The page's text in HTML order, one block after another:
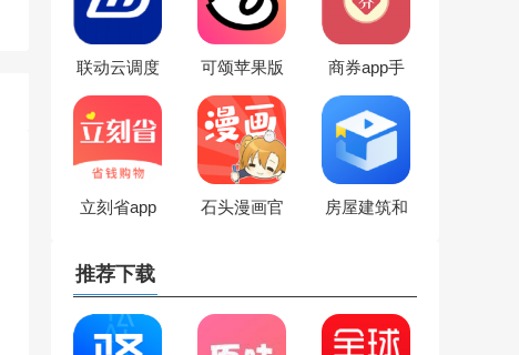
联动云调度
软件下载安
装（联动云
租车）
可颂苹果版
商券app手
立刻省app
石头漫画官
房屋建筑和
市政调查）
推荐下载